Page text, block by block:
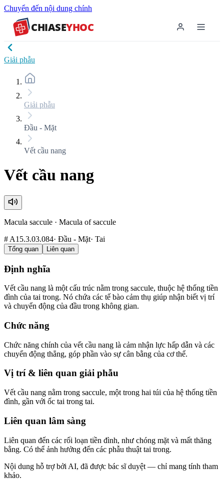
Chuyển đến nội dung chính
CHIASEYHOC
Giải phẫu
Giải phẫu
Đầu - Mặt
Vết cầu nang
Vết cầu nang
Macula saccule · Macula of saccule
# A15.3.03.084· Đầu - Mặt· Tai
Tổng quan Liên quan
Định nghĩa
Vết cầu nang là một cấu trúc nằm trong saccule, thuộc hệ thống tiền
đình của tai trong. Nó chứa các tế bào cảm thụ giúp nhận biết vị trí
và chuyển động của đầu trong không gian.
Chức năng
Chức năng chính của vết cầu nang là cảm nhận lực hấp dẫn và các
chuyển động thẳng, góp phần vào sự cân bằng của cơ thể.
Vị trí & liên quan giải phẫu
Vết cầu nang nằm trong saccule, một trong hai túi của hệ thống tiền
đình, gần với ốc tai trong tai.
Liên quan lâm sàng
Liên quan đến các rối loạn tiền đình, như chóng mặt và mất thăng
bằng. Có thể ảnh hưởng đến các phẫu thuật tai trong.
Nội dung hỗ trợ bởi AI, đã được bác sĩ duyệt — chỉ mang tính tham
khảo.